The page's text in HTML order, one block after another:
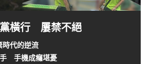
橫行 屢禁不絕
代的逆流
手機成癮堪憂